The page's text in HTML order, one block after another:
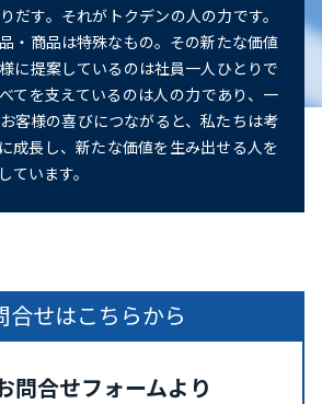
だす。それがトクデンの人の力です。
・商品は特殊なもの。その新たな価値
に提案しているのは社員一人ひとりで
てを支えているのは人の力であり、一
客様の喜びにつながると、私たちは考
成長し、新たな価値を生み出せる人を
ています。
合せはこちらから
問合せフォームより